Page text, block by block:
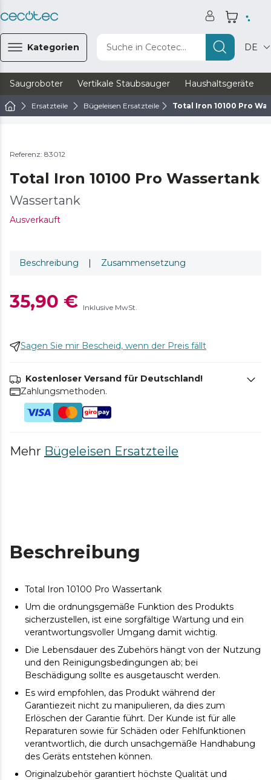
Kategorien Suche in Cecotec... DE
Saugroboter Vertikale Staubsauger Haushaltsgeräte
Ersatzteile Bügeleisen Ersatzteile Total Iron 10100 Pro
Referenz: 83012
Total Iron 10100 Pro Wassertank
Wassertank
Ausverkauft
Beschreibung | Zusammensetzung
35,90 € Inklusive MwSt.
Sagen Sie mir Bescheid, wenn der Preis fällt
Kostenloser Versand für Deutschland!
Zahlungsmethoden.
Mehr Bügeleisen Ersatzteile
Beschreibung
Total Iron 10100 Pro Wassertank
Um die ordnungsgemäße Funktion des Produkts
sicherzustellen, ist eine sorgfältige Wartung und ein
verantwortungsvoller Umgang damit wichtig.
Die Lebensdauer des Zubehörs hängt von der Nutzung
und den Reinigungsbedingungen ab; bei
Beschädigung sollte es ausgetauscht werden.
Es wird empfohlen, das Produkt während der
Garantiezeit nicht zu manipulieren, da dies zum
Erlöschen der Garantie führt. Der Kunde ist für alle
Reparaturen sowie für Schäden oder Fehlfunktionen
verantwortlich, die durch unsachgemäße Handhabung
des Geräts entstehen können.
Originalzubehör garantiert höchste Qualität und